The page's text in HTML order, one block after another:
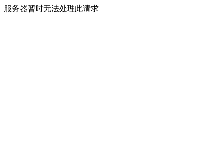
服务器暂时无法处理此请求